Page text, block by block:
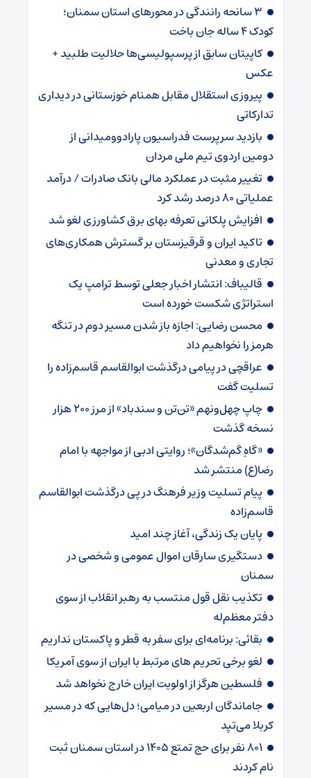
۳ سانحه رانندگی در محورهای استان سمنان؛
کودک ۴ ساله جان باخت
کاپیتان سابق از پرسپولیسی‌ها حلالیت طلبید +
عکس
پیروزی استقلال مقابل همنام خوزستانی در دیداری
تدارکاتی
بازدید سرپرست فدراسیون پارادوومیدانی از
دومین اردوی تیم ملی مردان
تغییر مثبت در عملکرد مالی بانک صادرات / درآمد
عملیاتی ۸۰ درصد رشد کرد
افزایش پلکانی تعرفه بهای برق کشاورزی لغو شد
تاکید ایران و قرقیزستان بر گسترش همکاری‌های
تجاری و معدنی
قالیباف: انتشار اخبار جعلی توسط ترامپ یک
استراتژی شکست خورده است
محسن رضایی: اجازه باز شدن مسیر دوم در تنگه
هرمز را نخواهیم داد
عراقچی در پیامی درگذشت ابوالقاسم قاسم‌زاده را
تسلیت گفت
چاپ چهل‌ونهم «تن‌تن و سندباد» از مرز ۲۰۰ هزار
نسخه گذشت
«گاهِ گم‌شدگان»؛ روایتی ادبی از مواجهه با امام
رضا(ع) منتشر شد
پیام تسلیت وزیر فرهنگ در پی درگذشت ابوالقاسم
قاسم‌زاده
پایان یک زندگی، آغاز چند امید
دستگیری سارقان اموال عمومی و شخصی در
سمنان
تکذیب نقل قول منتسب به رهبر انقلاب از سوی
دفتر معظم‌له
بقائی: برنامه‌ای برای سفر به قطر و پاکستان نداریم
لغو برخی تحریم های مرتبط با ایران از سوی آمریکا
فلسطین هرگز از اولویت ایران خارج نخواهد شد
جاماندگان اربعین در میامی؛ دل‌هایی که در مسیر
کربلا می‌تپد
۸۰۱ نفر برای حج تمتع ۱۴۰۵ در استان سمنان ثبت
نام کردند